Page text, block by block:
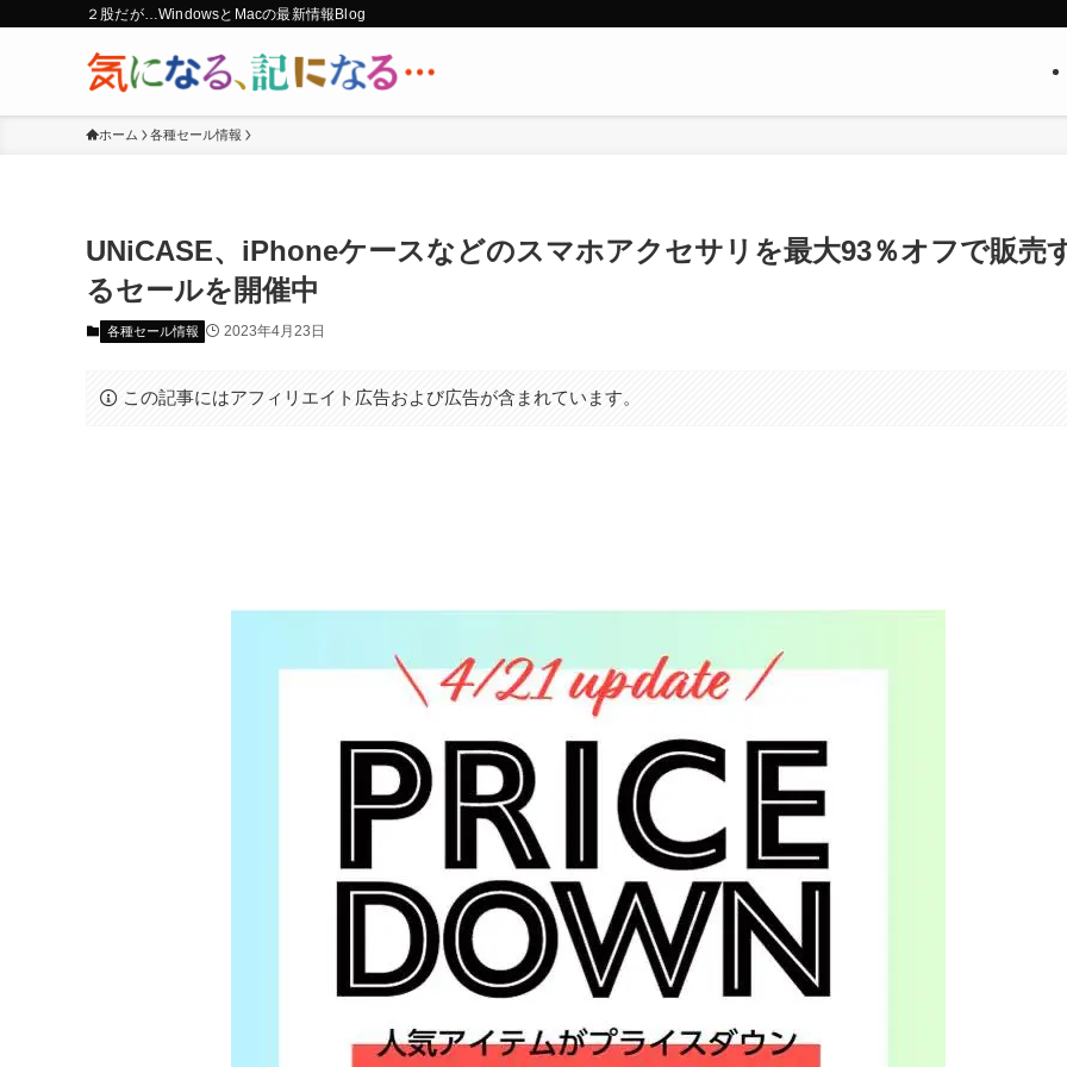
２股だが…WindowsとMacの最新情報Blog
ホーム 各種セール情報
UNiCASE、iPhoneケースなどのスマホアクセサリを最大93％オフで販売
るセールを開催中
各種セール情報 2023年4月23日
この記事にはアフィリエイト広告および広告が含まれています。